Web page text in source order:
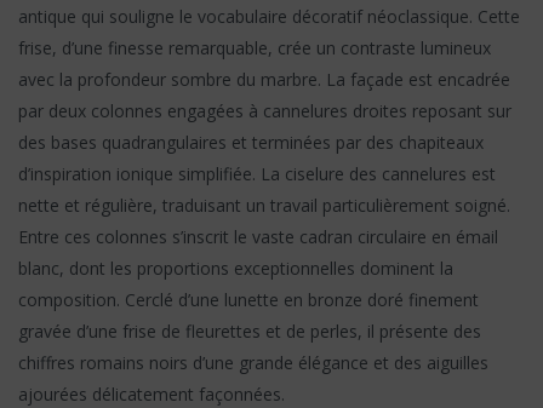
antique qui souligne le vocabulaire décoratif néoclassique. Cette
frise, d’une finesse remarquable, crée un contraste lumineux
avec la profondeur sombre du marbre. La façade est encadrée
par deux colonnes engagées à cannelures droites reposant sur
des bases quadrangulaires et terminées par des chapiteaux
d’inspiration ionique simplifiée. La ciselure des cannelures est
nette et régulière, traduisant un travail particulièrement soigné.
Entre ces colonnes s’inscrit le vaste cadran circulaire en émail
blanc, dont les proportions exceptionnelles dominent la
composition. Cerclé d’une lunette en bronze doré finement
gravée d’une frise de fleurettes et de perles, il présente des
chiffres romains noirs d’une grande élégance et des aiguilles
ajourées délicatement façonnées.